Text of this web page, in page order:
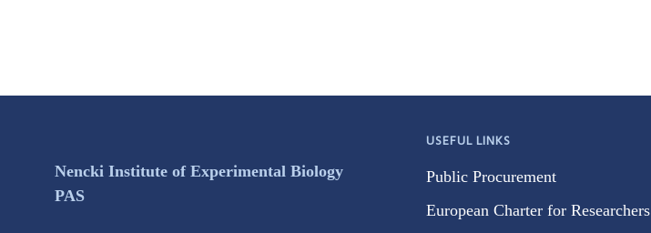
Nencki Institute of Experimental Biology
PAS
USEFUL LINKS
Public Procurement
European Charter for Researchers